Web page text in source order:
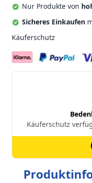
Nur Produkte von
Sicheres Einkaufen
Käuferschutz